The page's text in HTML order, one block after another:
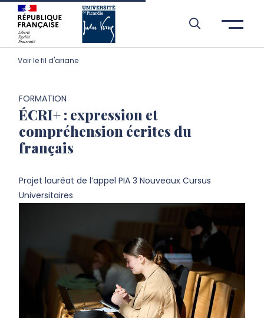
Aller à l’entête de page
Aller au menu principale
Aller au contenu principal
Aller à la recherche
Passer aux cookies
Aller au pied de page
Voir le fil d'ariane
FORMATION
ÉCRI+ : expression et
compréhension écrites du
français
Projet lauréat de l’appel PIA 3 Nouveaux Cursus
Universitaires